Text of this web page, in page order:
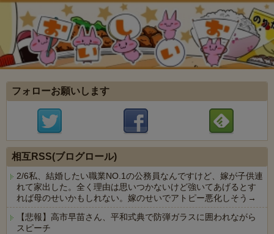
フォローお願いします
相互RSS(ブログロール)
2/6私、結婚したい職業NO.1の公務員なんですけど、嫁が子供連
れて家出した。全く理由は思いつかないけど強いてあげるとす
れば母のせいかもしれない。嫁のせいでアトピー悪化しそう→
【悲報】高市早苗さん、平和式典で防弾ガラスに囲われながら
スピーチ